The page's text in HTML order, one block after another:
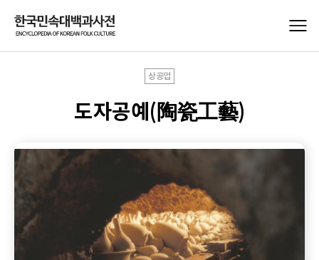
상공업
도자공예(陶瓷工藝)